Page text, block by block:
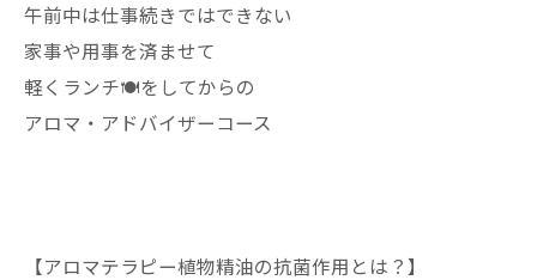
午前中は仕事続きではできない
家事や用事を済ませて
軽くランチ🍽️をしてからの
アロマ・アドバイザーコース
【アロマテラピー植物精油の抗菌作用とは？】